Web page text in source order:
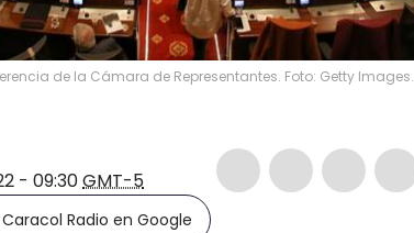
de la Cámara de Representantes. Foto: Getty Images.
- 09:30GMT-5
Radio en Google